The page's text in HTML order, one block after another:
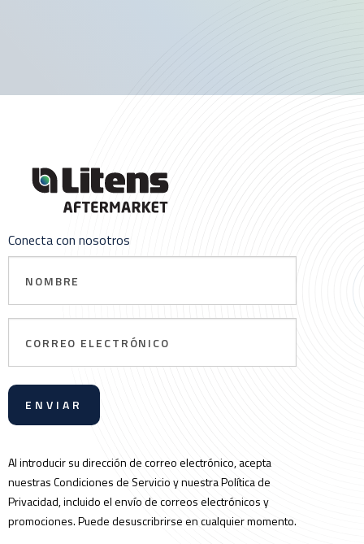
Conecta con nosotros
electrónico
Al introducir su dirección de correo electrónico, acepta
nuestras Condiciones de Servicio y nuestra Política de
Privacidad, incluido el envío de correos electrónicos y
promociones. Puede desuscribrirse en cualquier momento.